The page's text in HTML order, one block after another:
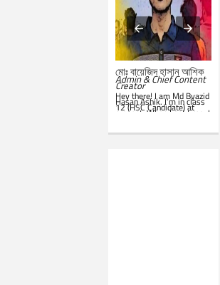
মোঃ বায়েজিদ হাসান আশিক
Admin & Chief Content
Creator
Hey there! I am Md Byazid
Hasan Ashik. I’m in class
12 (HSC Candidate) at
present. When I get time, I
like this website. Best of
luck!